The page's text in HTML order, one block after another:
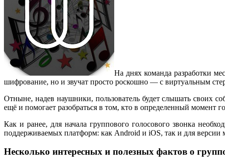
На днях команда разработки
шифрование, но и звучат просто роскошно — с виртуальным
Отныне, надев наушники, пользователь будет слышать своих
ещё и помогает разобраться в том, кто в определенный момент
Как и ранее, для начала группового голосового звонка
поддерживаемых платформ: как Android и iOS, так и для версии
Несколько интересных и полезных фактов о